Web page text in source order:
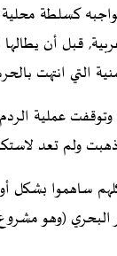
كسلطة
قبل أن يطالها
التي انتهت بالحرب
عملية
ولم تعد
ساهموا بشكل أو
(وهو مشروع